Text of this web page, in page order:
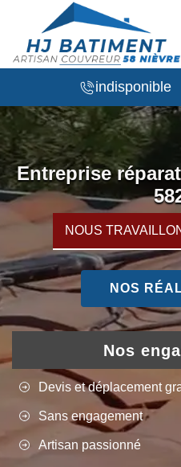
indisponible
Entreprise
NOUS
NOS
Nos
Devis et déplacement
Sans engagement
Artisan passionné